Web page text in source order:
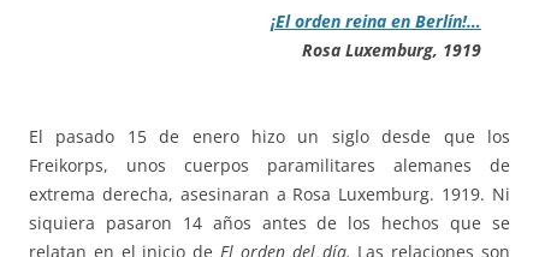
¡El orden reina en Berlín!…
Rosa Luxemburg, 1919
El pasado 15 de enero hizo un siglo desde que los
Freikorps, unos cuerpos paramilitares alemanes de
extrema derecha, asesinaran a Rosa Luxemburg. 1919. Ni
siquiera pasaron 14 años antes de los hechos que se
relatan en el inicio de El orden del día. Las relaciones son